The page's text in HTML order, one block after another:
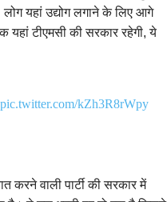
यहां उद्योग लगाने के लिए आगे
यहां टीएमसी की सरकार रहेगी, ये
pic.twitter.com/kZh3R8rWpy
करने वाली पार्टी की सरकार में